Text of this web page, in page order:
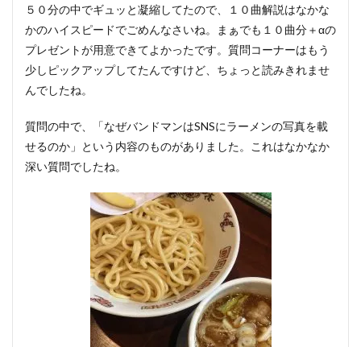
５０分の中でギュッと凝縮してたので、１０曲解説はなかな
かのハイスピードでごめんなさいね。まぁでも１０曲分＋αの
プレゼントが用意できてよかったです。質問コーナーはもう
少しピックアップしてたんですけど、ちょっと読みきれませ
んでしたね。
質問の中で、「なぜバンドマンはSNSにラーメンの写真を載
せるのか」という内容のものがありました。これはなかなか
深い質問でしたね。